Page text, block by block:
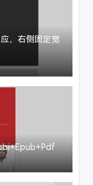
，右侧固定宽